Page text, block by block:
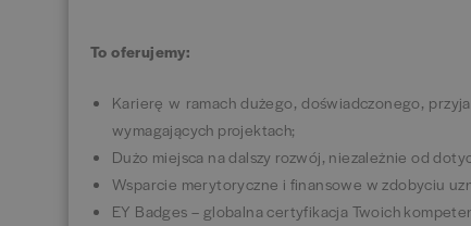
To oferujemy:
Karierę w ramach dużego, doświadczonego,
wymagających projektach;
Dużo miejsca na dalszy rozwój, niezależnie od
Wsparcie merytoryczne i finansowe w zdobyciu
EY Badges – globalna certyfikacja Twoich